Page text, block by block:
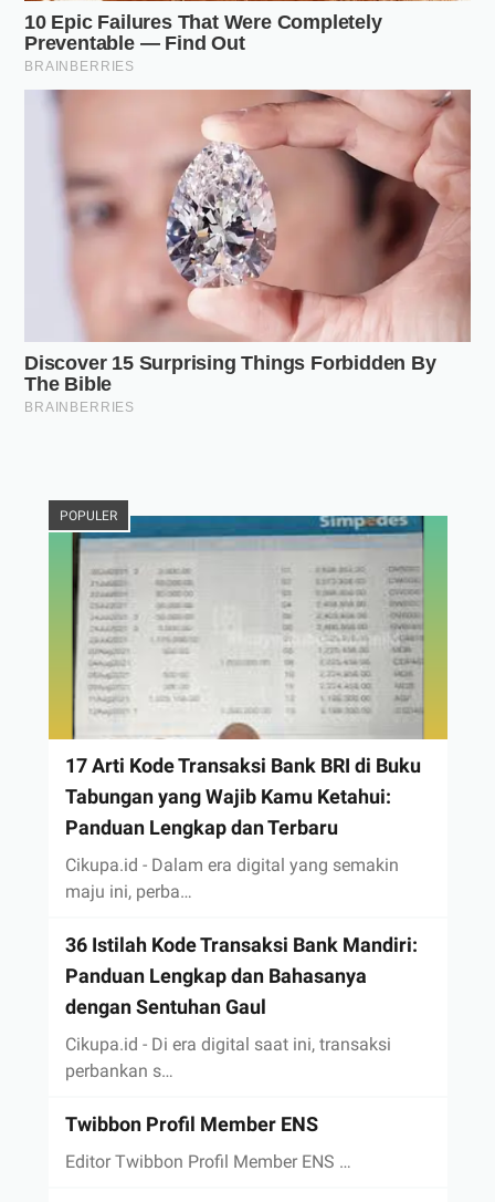
POPULER
17 Arti Kode Transaksi Bank BRI di Buku
Tabungan yang Wajib Kamu Ketahui:
Panduan Lengkap dan Terbaru
Cikupa.id - Dalam era digital yang semakin
maju ini, perba…
36 Istilah Kode Transaksi Bank Mandiri:
Panduan Lengkap dan Bahasanya
dengan Sentuhan Gaul
Cikupa.id - Di era digital saat ini, transaksi
perbankan s…
Twibbon Profil Member ENS
Editor Twibbon Profil Member ENS …